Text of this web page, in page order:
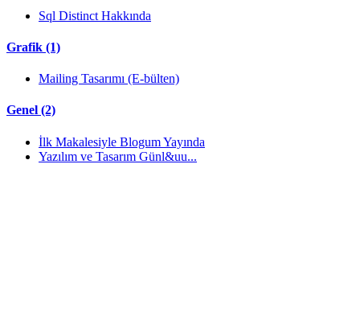
Sql Distinct Hakkında
Grafik (1)
Mailing Tasarımı (E-bülten)
Genel (2)
İlk Makalesiyle Blogum Yayında
Yazılım ve Tasarım Günl&uu...